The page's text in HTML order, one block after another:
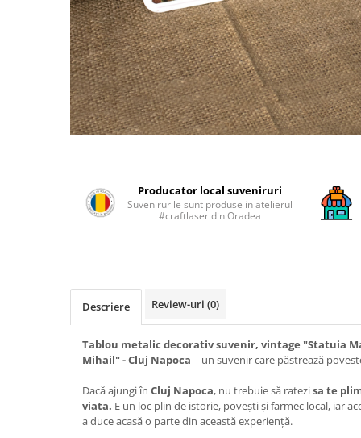
Producator local suveniruri
Suvenirurile sunt produse in atelierul
#craftlaser din Oradea
Descriere Review-uri (0)
Tablou metalic decorativ suvenir, vintage "Statuia
Mihail" - Cluj Napoca – un suvenir care păstrează
Dacă ajungi în Cluj Napoca, nu trebuie să ratezisa te
viata. E un loc plin de istorie, povești și farmec local, iar
a duce acasă o parte din această experiență.